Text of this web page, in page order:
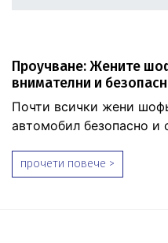
Проучване: Жените
внимателни и
Почти всички жени
автомобил безопасно и
прочети повече >